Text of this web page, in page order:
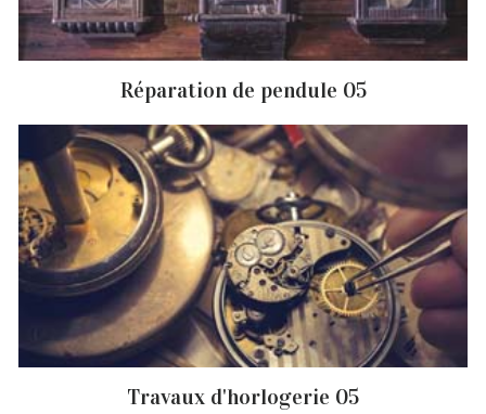
Réparation de pendule 05
Travaux d'horlogerie 05